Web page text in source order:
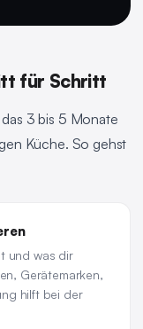
für Schritt
3 bis 5 Monate
Küche. So gehst
und was dir
Gerätemarken,
hilft bei der